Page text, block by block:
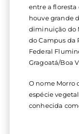
entre a floresta
houve grande
diminuição do
do Campus da
Federal
Gragoatá/Boa
O nome Morro
espécie vegetal
conhecida